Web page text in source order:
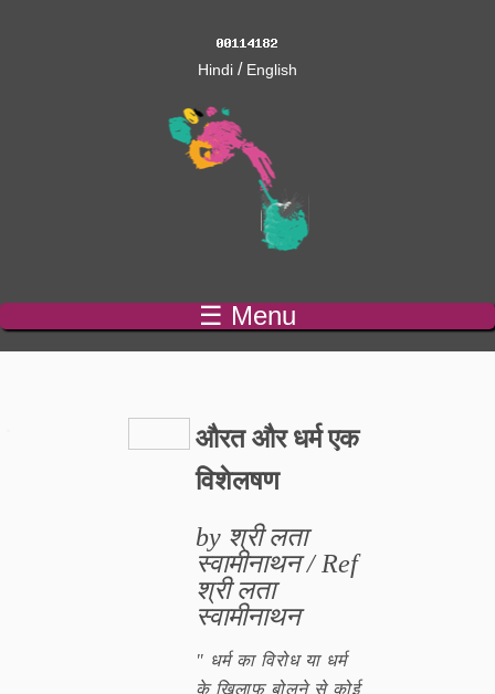
Hindi / English
☰ Menu
औरत और धर्म एक
विशेलषण
by श्री लता
स्वामीनाथन / Ref
श्री लता
स्वामीनाथन
" धर्म का विरोध या धर्म
के खिलाफ बोलने से कोई